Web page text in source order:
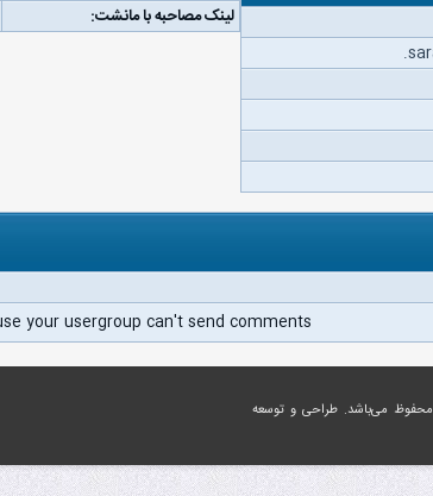
لینک مصاحبه با مانشت:
your usergroup can't send comments.
محفوظ می‌باشد. طراحی و توسعه